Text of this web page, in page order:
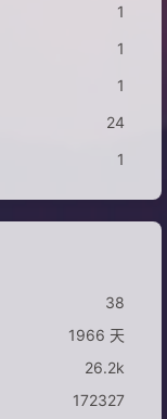
1
1
1
24
1
38
1966 天
26.2k
172327